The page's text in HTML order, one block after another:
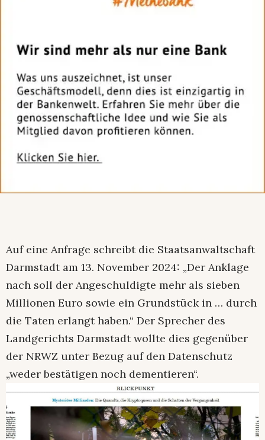
Auf eine Anfrage schreibt die Staatsanwaltschaft
Darmstadt am 13. November 2024: „Der Anklage
nach soll der Angeschuldigte mehr als sieben
Millionen Euro sowie ein Grundstück in … durch
die Taten erlangt haben.“ Der Sprecher des
Landgerichts Darmstadt wollte dies gegenüber
der NRWZ unter Bezug auf den Datenschutz
„weder bestätigen noch dementieren“.